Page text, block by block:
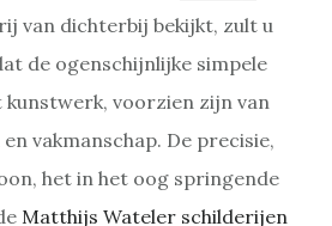
van dichterbij bekijkt, zult u
de ogenschijnlijke simpele
kunstwerk, voorzien zijn van
vakmanschap. De precisie,
het in het oog springende
Matthijs Wateler schilderijen